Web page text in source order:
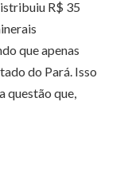
R$ 35
que apenas
do Pará. Isso
questão que,